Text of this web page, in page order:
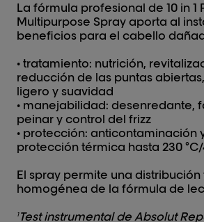
La fórmula profesional de 10 in 1
Multipurpose Spray aporta al
beneficios para el cabello
• tratamiento: nutrición,
reducción de las puntas
ligero y suavidad
• manejabilidad: desenredante,
peinar y control del frizz
• protección: anticontaminación
protección térmica hasta 230 °C/
El spray permite una distribución
homogénea de la fórmula de
1Test instrumental de Absolut